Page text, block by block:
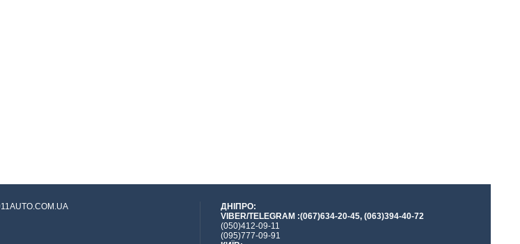
ДНІПРО:
VIBER/TELEGRAM :(067)634-20-45, (063)394-40-72
(050)412-09-11
(095)777-09-91